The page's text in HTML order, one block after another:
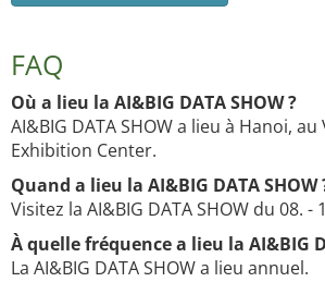
FAQ
Où a lieu la AI&BIG DATA SHOW ?
AI&BIG DATA SHOW a lieu à Hanoi, au
Exhibition Center.
Quand a lieu la AI&BIG DATA SHOW
Visitez la AI&BIG DATA SHOW du 08. -
À quelle fréquence a lieu la AI&BIG
La AI&BIG DATA SHOW a lieu annuel.